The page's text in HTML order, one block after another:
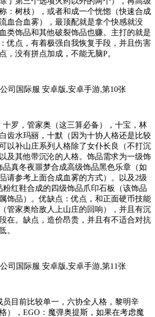
：树枝），或者和成一个恍惚（快速合成
血合血雾），最顶配就是拿个快感就没
类饰品和其他破裂饰品也赚。主打的就是
优点，有着极强自我恢复手段，并且伤害
，没有拼点加成，不能无脑P。
十罗，管家奥（这三算必备），十宝，林
齿水玛丽，十默（因为十协人格还是比较
以补山庄系列人格除了女仆长良（不打沉
及其他带沉沦的人格。饰品需求为一级饰
品真冬夜噩梦合成高级饰品黑色乐章（如
请参考上面合成血雾的方式）。以及2级
粉红鞋合成的四级饰品爪印石板（该饰品
饰品）。优缺点：优点，和正面硬币技能
管家奥给敌人上山庄的回响），并且有沉
在。缺点，造价昂贵，并且有不适合对抗
。
员目前比较单一，六协全人格，黎明辛
），EGO：魔弹奥提斯，如果在考虑魔